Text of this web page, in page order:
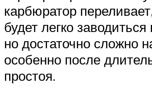
карбюратор
будет легко
но достаточно сложно
особенно после
простоя.